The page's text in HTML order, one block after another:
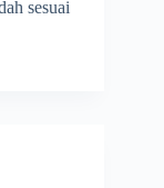
sesuai